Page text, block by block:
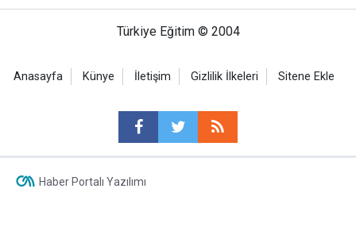
Türkiye Eğitim © 2004
Anasayfa Künye İletişim Gizlilik İlkeleri Sitene Ekle
Haber Portalı Yazılımı